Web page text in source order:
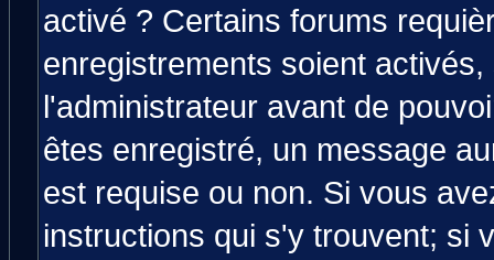
activé ? Certains forums
enregistrements soient
l'administrateur avant de
êtes enregistré, un message
est requise ou non. Si vous
instructions qui s'y trouvent; si